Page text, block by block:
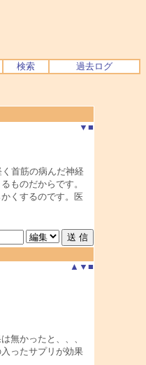
検索 過去ログ
▼ ■
首筋の病んだ神経
ものだからです。
くするのです。医
▲ ▼ ■
無かったと、、、
ったサプリが効果